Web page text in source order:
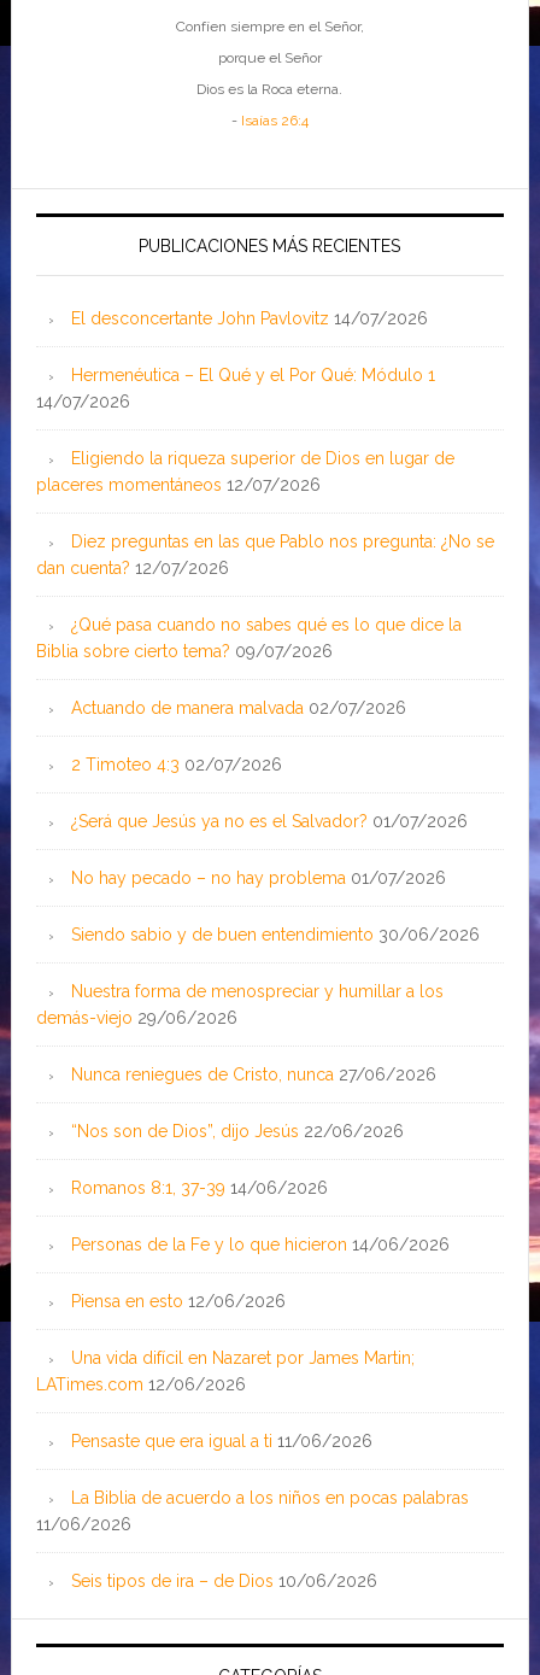
Confíen siempre en el Señor,
porque el Señor
Dios es la Roca eterna.
- Isaías 26:4
PUBLICACIONES MÁS RECIENTES
El desconcertante John Pavlovitz 14/07/2026
Hermenéutica – El Qué y el Por Qué: Módulo 1
14/07/2026
Eligiendo la riqueza superior de Dios en lugar de
placeres momentáneos 12/07/2026
Diez preguntas en las que Pablo nos pregunta: ¿No se
dan cuenta? 12/07/2026
¿Qué pasa cuando no sabes qué es lo que dice la
Biblia sobre cierto tema? 09/07/2026
Actuando de manera malvada 02/07/2026
2 Timoteo 4:3 02/07/2026
¿Será que Jesús ya no es el Salvador? 01/07/2026
No hay pecado – no hay problema 01/07/2026
Siendo sabio y de buen entendimiento 30/06/2026
Nuestra forma de menospreciar y humillar a los
demás-viejo 29/06/2026
Nunca reniegues de Cristo, nunca 27/06/2026
“Nos son de Dios”, dijo Jesús 22/06/2026
Romanos 8:1, 37-39 14/06/2026
Personas de la Fe y lo que hicieron 14/06/2026
Piensa en esto 12/06/2026
Una vida difícil en Nazaret por James Martin;
LATimes.com 12/06/2026
Pensaste que era igual a ti 11/06/2026
La Biblia de acuerdo a los niños en pocas palabras
11/06/2026
Seis tipos de ira – de Dios 10/06/2026